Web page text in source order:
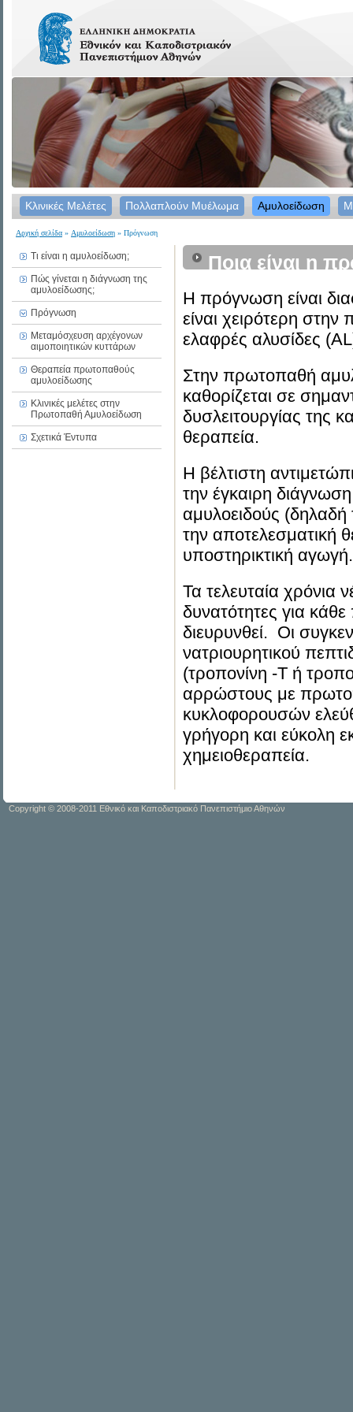
Κλινικές Μελέτες Πολλαπλούν Μυέλωμα Αμυλοείδωση
Αρχική σελίδα » Αμυλοείδωση » Πρόγνωση
Τι είναι η αμυλοείδωση;
Πώς γίνεται η διάγνωση της
αμυλοείδωσης;
Πρόγνωση
Μεταμόσχευση αρχέγονων
αιμοποιητικών κυττάρων
Θεραπεία πρωτοπαθούς
αμυλοείδωσης
Κλινικές μελέτες στην
Πρωτοπαθή Αμυλοείδωση
Σχετικά Έντυπα
Ποια είναι η
Η πρόγνωση είναι
είναι χειρότερη
ελαφρές αλυσίδες
Στην πρωτοπαθή
καθορίζεται σε
δυσλειτουργίας της
θεραπεία.
Η βέλτιστη
την έγκαιρη
αμυλοειδούς
την αποτελεσματική
υποστηρικτική αγωγή.
Τα τελευταία χρόνια
δυνατότητες για
διευρυνθεί. Οι
νατριουρητικού
(τροπονίνη -Τ ή
αρρώστους με
κυκλοφορουσών
γρήγορη και εύκολη
χημειοθεραπεία.
Copyright © 2008-2011 Εθνικό και Καποδιστριακό Πανεπιστήμιο Αθηνών